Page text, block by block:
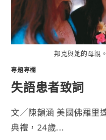
邦克與她的母親
專題專欄
失語患者致詞
文／陳韻涵 美國佛羅里
典禮，24歲...